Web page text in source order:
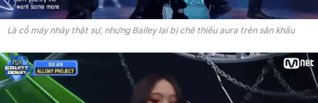
Là cỗ máy nhảy thật sự, nhưng Bailey lại bị chê thiếu aura trên sân khấu